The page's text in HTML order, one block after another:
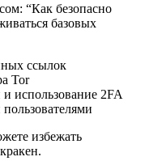
“Как безопасно
базовых
ссылок
Tor
использование 2FA
избежать